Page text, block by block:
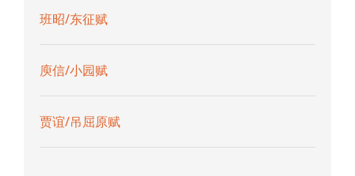
班昭/东征赋
庾信/小园赋
贾谊/吊屈原赋